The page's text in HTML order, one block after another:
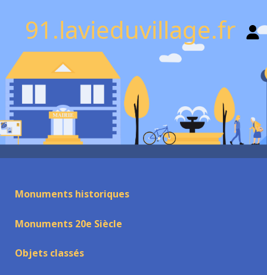
91.lavieduvillage.fr
Monuments historiques
Monuments 20e Siècle
Objets classés